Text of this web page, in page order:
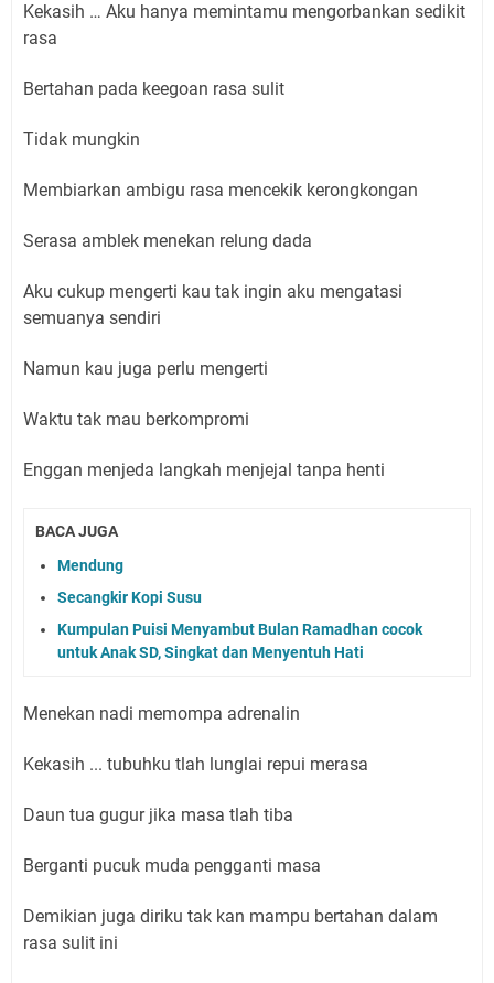
Kekasih … Aku hanya memintamu mengorbankan sedikit
rasa
Bertahan pada keegoan rasa sulit
Tidak mungkin
Membiarkan ambigu rasa mencekik kerongkongan
Serasa amblek menekan relung dada
Aku cukup mengerti kau tak ingin aku mengatasi
semuanya sendiri
Namun kau juga perlu mengerti
Waktu tak mau berkompromi
Enggan menjeda langkah menjejal tanpa henti
BACA JUGA
Mendung
Secangkir Kopi Susu
Kumpulan Puisi Menyambut Bulan Ramadhan cocok
untuk Anak SD, Singkat dan Menyentuh Hati
Menekan nadi memompa adrenalin
Kekasih ... tubuhku tlah lunglai repui merasa
Daun tua gugur jika masa tlah tiba
Berganti pucuk muda pengganti masa
Demikian juga diriku tak kan mampu bertahan dalam
rasa sulit ini